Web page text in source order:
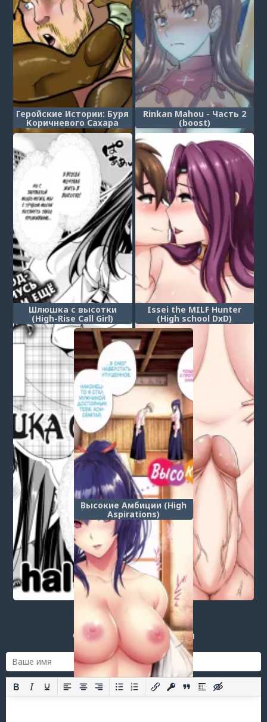
Геройские Истории: Буря
Коричневого Сахара
(Hero Tales - The Brown
Sugar High)
Rinkan Mahou - Часть 2
(boost)
Шлюшка с высотки
(High-Rise Call Girl)
Issei the MILF Hunter
(High school DxD)
Высокие Амбиции (High
Aspirations)
Post a comment
Loginor register to post a comment.
Добавить комментарий
Оставить комментарий